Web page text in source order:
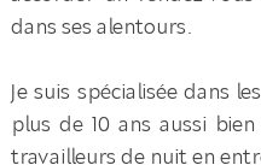
dans ses alentours.
Je suis spécialisée dans
plus de 10 ans aussi
travailleurs de nuit en